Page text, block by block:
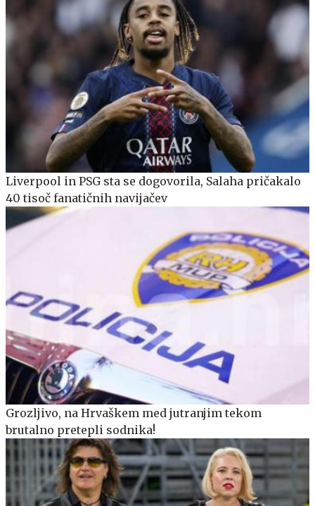
Liverpool in PSG sta se dogovorila, Salaha pričakalo
40 tisoč fanatičnih navijačev
Grozljivo, na Hrvaškem med jutranjim tekom
brutalno pretepli sodnika!